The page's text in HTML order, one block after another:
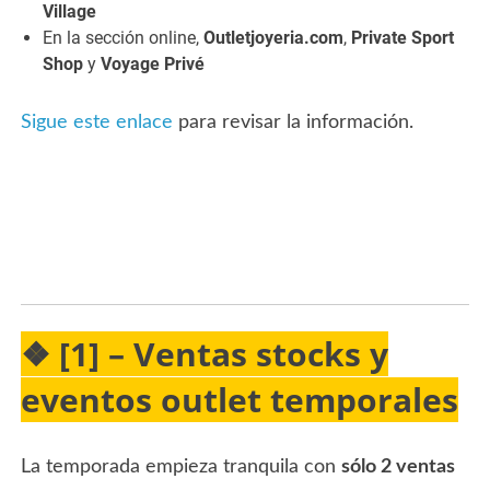
Village
En la sección online,Outletjoyeria.com, Private Sport
Shop yVoyage Privé
Sigue este enlace para revisar la información.
❖ [1] – Ventas stocks y
eventos outlet temporales
La temporada empieza tranquila consólo 2 ventas